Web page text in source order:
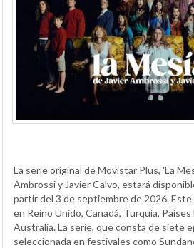
La serie original de Movistar Plus, 'La
Ambrossi y Javier Calvo, estará
partir del 3 de septiembre de 2026. Este
en Reino Unido, Canadá, Turquía, Países
Australia. La serie, que consta de siete
seleccionada en festivales como